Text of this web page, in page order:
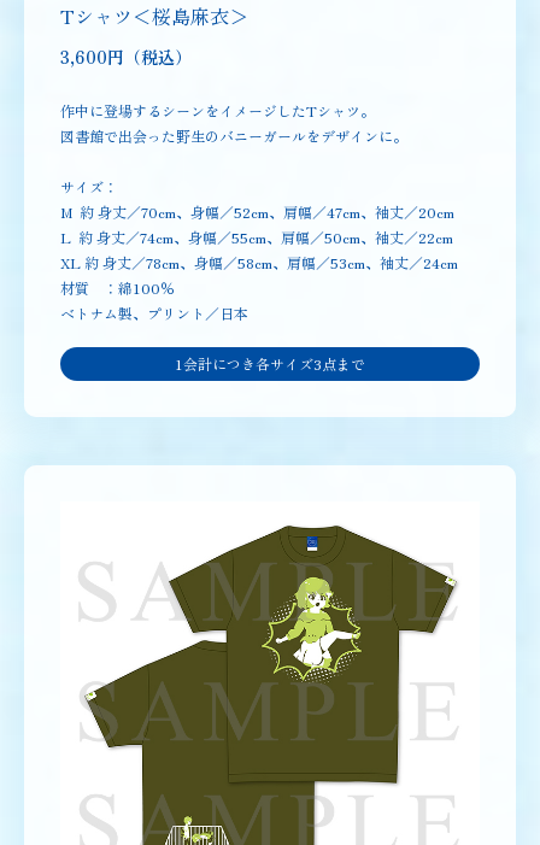
Tシャツ＜桜島麻衣＞
3,600円（税込）
作中に登場するシーンをイメージしたTシャツ。
図書館で出会った野生のバニーガールをデザインに。
サイズ：
M 約 身丈／70cm、身幅／52cm、肩幅／47cm、袖丈／20cm
L 約 身丈／74cm、身幅／55cm、肩幅／50cm、袖丈／22cm
XL 約 身丈／78cm、身幅／58cm、肩幅／53cm、袖丈／24cm
材質 ：綿100％
ベトナム製、プリント／日本
1会計につき各サイズ3点まで